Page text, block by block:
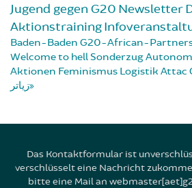
Jugend gegen G20 Newsletter
Aktionstraining
Baden-Baden G20-African-
Welcome to hellSonderzug
Aktionen Feminismus Logistik Attac
زیاتر
Das Kontaktformular ist
verschlüsselt eine Nachricht
bitte eine Mail an